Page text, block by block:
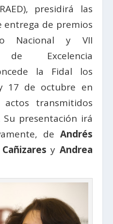
presidirá las
entrega de premios
Nacional y VII
de Excelencia
la Fidal los
17 de octubre en
transmitidos
presentación irá
de Andrés
y Andrea